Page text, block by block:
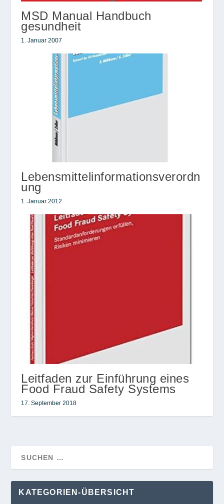
MSD Manual Handbuch
gesundheit
1. Januar 2007
Lebensmittelinformationsverordn
ung
1. Januar 2012
Leitfaden zur Einführung eines
Food Fraud Safety Systems
17. September 2018
KATEGORIEN-ÜBERSICHT